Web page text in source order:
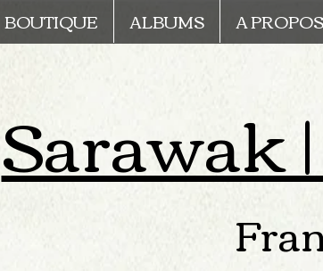
BOUTIQUE ALBUMS A PROPOS
Sarawak |